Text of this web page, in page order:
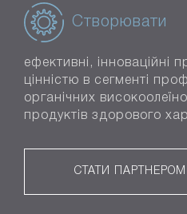
Створювати
ефективні, інноваційні
цінністю в сегменті
органічних
продуктів здорового
СТАТИ ПАРТНЕРОМ